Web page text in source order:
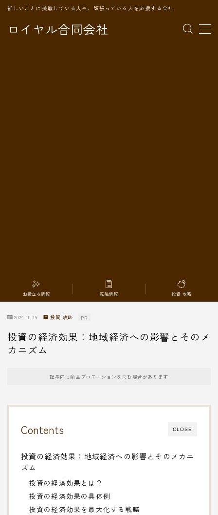
ロイヤル合同会社
新しいことに挑戦している人や、頑張っている人を応援する会社
MENU
お役立ち情報 転職情報 投資 攻略
2024.10.19 投資 攻略 PR
投資の経済効果：地域経済への影響とそのメ
カニズム
記事内に商品プロモーションを含む場合があります
CLOSE
Contents
投資の経済効果：地域経済への影響とそのメカニ
ズム
投資の経済効果とは？
投資の経済効果の具体例
投資の経済効果を最大化する戦略